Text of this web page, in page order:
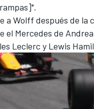
a Wolff después de la
el Mercedes de
Leclerc y Lewis